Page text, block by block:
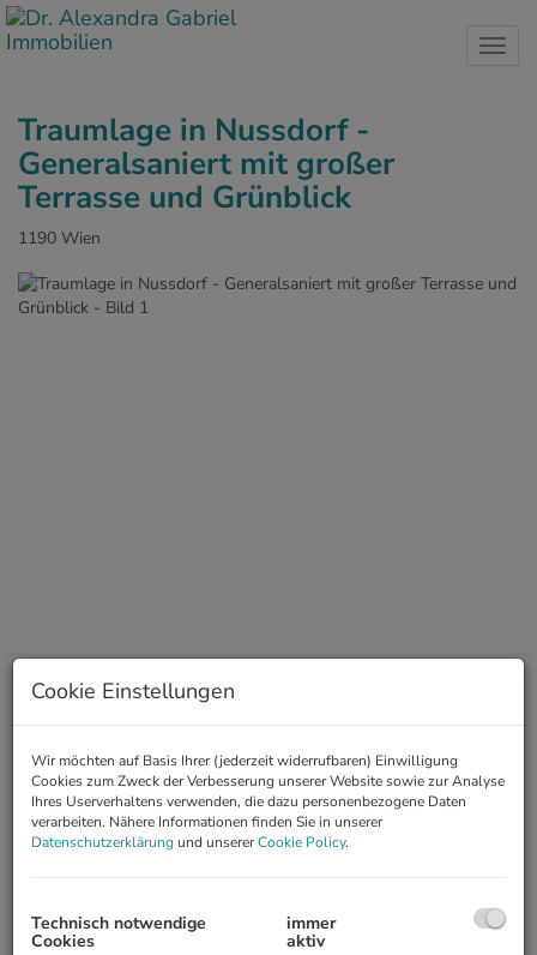
Traumlage in Nussdorf -
Generalsaniert mit großer
Terrasse und Grünblick
1190 Wien
Zum Verkauf gelangt eine moderne Wohnung
eine Wohnanlage am Rande der Nußdorfer Weinberge. Ein ideales
Cookie Einstellungen
Wir möchten auf Basis Ihrer (jederzeit widerrufbaren) Einwilligung
Cookies zum Zweck der Verbesserung unserer Website sowie zur Analyse
Ihres Userverhaltens verwenden, die dazu personenbezogene Daten
verarbeiten. Nähere Informationen finden Sie in unserer
Datenschutzerklärungund unsererCookie Policy.
Technisch notwendige
Cookies
immer
aktiv